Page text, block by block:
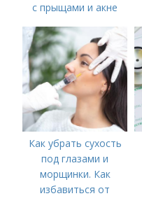
с прыщами и акне
Как убрать сухость
под глазами и
морщинки. Как
избавиться от